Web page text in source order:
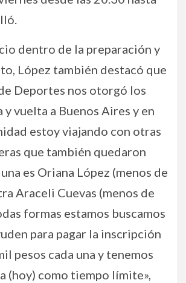
dentro de la preparación y
López también destacó que
Deportes nos otorgó los
y vuelta a Buenos Aires y en
estoy viajando con otras
que también quedaron
es Oriana López (menos de
Araceli Cuevas (menos de
formas estamos buscamos
para pagar la inscripción
pesos cada una y tenemos
(hoy) como tiempo límite»,